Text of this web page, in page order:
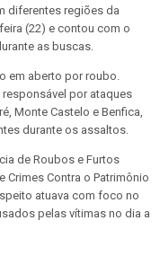
diferentes regiões da
(22) e contou com o
as buscas.
em aberto por roubo.
por ataques
Monte Castelo e Benfica,
durante os assaltos.
de Roubos e Furtos
Crimes Contra o Patrimônio
atuava com foco no
pelas vítimas no dia a